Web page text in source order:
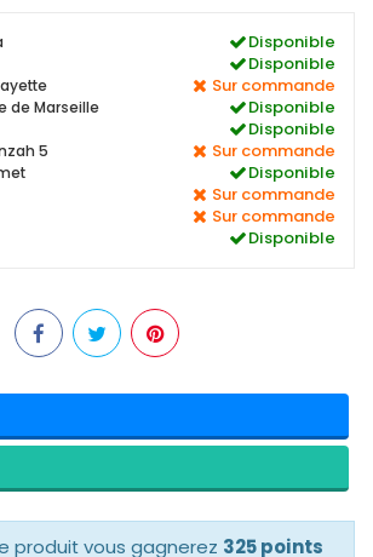
Disponible
Disponible
Sur commande
de Marseille Disponible
Disponible
5 Sur commande
Disponible
Sur commande
Sur commande
Disponible
produit vous gagnerez 325 points